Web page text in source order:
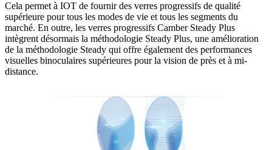
Cela permet à IOT de fournir des verres progressifs de qualité
supérieure pour tous les modes de vie et tous les segments du
marché. En outre, les verres progressifs Camber Steady Plus
intègrent désormais la méthodologie Steady Plus, une amélioration
de la méthodologie Steady qui offre également des performances
visuelles binoculaires supérieures pour la vision de près et à mi-
distance.